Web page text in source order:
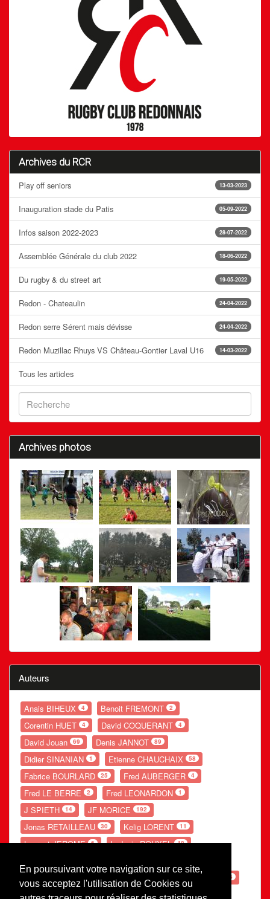
En poursuivant votre navigation sur ce site,
vous acceptez l'utilisation de Cookies ou
Archives du RCR
13-03-2023
Play off seniors
05-09-2022
Inauguration stade du Patis
28-07-2022
Infos saison 2022-2023
18-06-2022
Assemblée Générale du club 2022
19-05-2022
Du rugby & du street art
24-04-2022
Redon - Chateaulin
24-04-2022
Redon serre Sérent mais dévisse
14-03-2022
Redon Muzillac Rhuys VS Château-Gontier Laval U16
Tous les articles
Archives photos
Auteurs
Anais BIHEUX 4 Benoit FREMONT 2
Corentin HUET 4 David COQUERANT 4
David Jouan 69 Denis JANNOT 89
Didier SINANIAN 1 Etienne CHAUCHAIX 58
Fabrice BOURLARD 25 Fred AUBERGER 4
Fred LE BERRE 2 Fred LEONARDON 1
J SPIETH 14 JF MORICE 192
Jonas RETAILLEAU 30 Kelig LORENT 11
Laurent JEROME 6 Ludovic ROUXEL 48
Ronan POUPON S LEBE Théo POTIER 54
Valentin PERRE Valerie AUGOT 29